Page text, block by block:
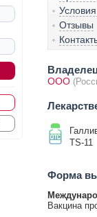
Отзывы
ООО
TS-11
Форма
Вакцина